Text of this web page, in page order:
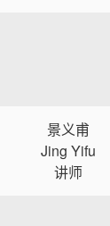
景义甫
Jing Yifu
讲师